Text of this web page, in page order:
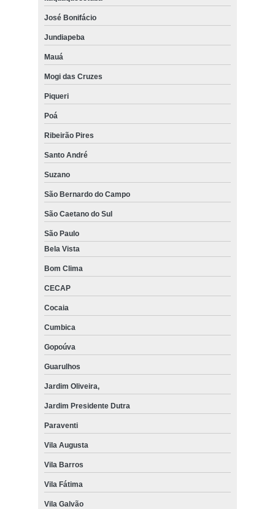
José Bonifácio
Jundiapeba
Mauá
Mogi das Cruzes
Piqueri
Poá
Ribeirão Pires
Santo André
Suzano
São Bernardo do Campo
São Caetano do Sul
São Paulo
Bela Vista
Bom Clima
CECAP
Cocaia
Cumbica
Gopoúva
Guarulhos
Jardim Oliveira,
Jardim Presidente Dutra
Paraventi
Vila Augusta
Vila Barros
Vila Fátima
Vila Galvão